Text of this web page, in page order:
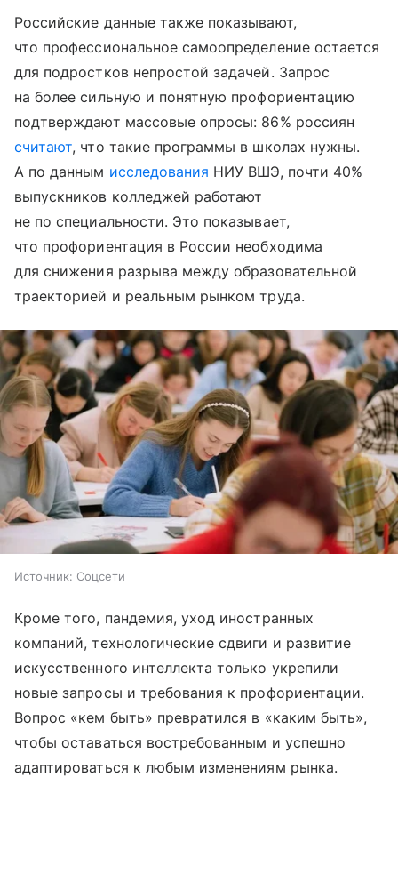
Российские данные также показывают,
что профессиональное самоопределение остается
для подростков непростой задачей. Запрос
на более сильную и понятную профориентацию
подтверждают массовые опросы: 86% россиян
считают, что такие программы в школах нужны.
А по данным исследования НИУ ВШЭ, почти 40%
выпускников колледжей работают
не по специальности. Это показывает,
что профориентация в России необходима
для снижения разрыва между образовательной
траекторией и реальным рынком труда.
Источник: Соцсети
Кроме того, пандемия, уход иностранных
компаний, технологические сдвиги и развитие
искусственного интеллекта только укрепили
новые запросы и требования к профориентации.
Вопрос «кем быть» превратился в «каким быть»,
чтобы оставаться востребованным и успешно
адаптироваться к любым изменениям рынка.